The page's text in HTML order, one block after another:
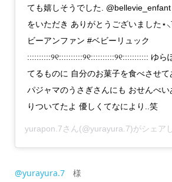
ても嬉しそうでした.
をいただき ありがとうございました
ビーアンファン #ベビーリュック
::::::::::୨୧::::::::::୨୧::::::::::୨୧::::::::::: ゆら
てるものに 自分のお菓子を食べさせ
パジャマのうさぎさんにも おせんべ
りついてたよ 優しくてなにより..笑
yurapon.7さん(@yurayura.7)がシェア
@yurayura.7様